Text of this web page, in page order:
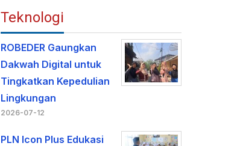
Teknologi
ROBEDER Gaungkan
Dakwah Digital untuk
Tingkatkan Kepedulian
Lingkungan
2026-07-12
PLN Icon Plus Edukasi